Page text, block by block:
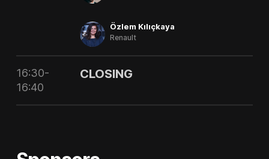
Özlem Kılıçkaya
Renault
16:30-
16:40
CLOSING